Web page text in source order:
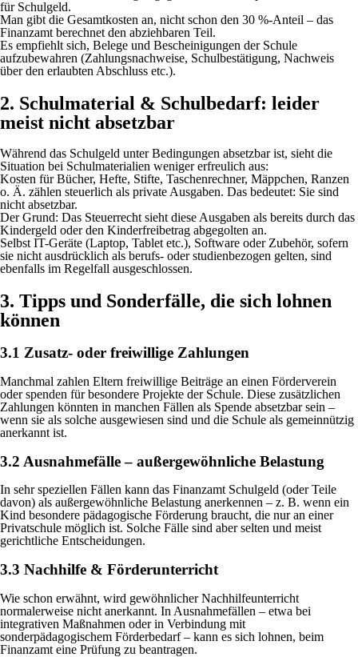
für Schulgeld.
Man gibt die Gesamtkosten an, nicht schon den 30 %-Anteil – das
Finanzamt berechnet den abziehbaren Teil.
Es empfiehlt sich, Belege und Bescheinigungen der Schule
aufzubewahren (Zahlungsnachweise, Schulbestätigung, Nachweis
über den erlaubten Abschluss etc.).
2. Schulmaterial & Schulbedarf: leider
meist nicht absetzbar
Während das Schulgeld unter Bedingungen absetzbar ist, sieht die
Situation bei Schulmaterialien weniger erfreulich aus:
Kosten für Bücher, Hefte, Stifte, Taschenrechner, Mäppchen, Ranzen
o. Ä. zählen steuerlich als private Ausgaben. Das bedeutet: Sie sind
nicht absetzbar.
Der Grund: Das Steuerrecht sieht diese Ausgaben als bereits durch das
Kindergeld oder den Kinderfreibetrag abgegolten an.
Selbst IT-Geräte (Laptop, Tablet etc.), Software oder Zubehör, sofern
sie nicht ausdrücklich als berufs- oder studienbezogen gelten, sind
ebenfalls im Regelfall ausgeschlossen.
3. Tipps und Sonderfälle, die sich lohnen
können
3.1 Zusatz- oder freiwillige Zahlungen
Manchmal zahlen Eltern freiwillige Beiträge an einen Förderverein
oder spenden für besondere Projekte der Schule. Diese zusätzlichen
Zahlungen könnten in manchen Fällen als Spende absetzbar sein –
wenn sie als solche ausgewiesen sind und die Schule als gemeinnützig
anerkannt ist.
3.2 Ausnahmefälle – außergewöhnliche Belastung
In sehr speziellen Fällen kann das Finanzamt Schulgeld (oder Teile
davon) als außergewöhnliche Belastung anerkennen – z. B. wenn ein
Kind besondere pädagogische Förderung braucht, die nur an einer
Privatschule möglich ist. Solche Fälle sind aber selten und meist
gerichtliche Entscheidungen.
3.3 Nachhilfe & Förderunterricht
Wie schon erwähnt, wird gewöhnlicher Nachhilfeunterricht
normalerweise nicht anerkannt. In Ausnahmefällen – etwa bei
integrativen Maßnahmen oder in Verbindung mit
sonderpädagogischem Förderbedarf – kann es sich lohnen, beim
Finanzamt eine Prüfung zu beantragen.